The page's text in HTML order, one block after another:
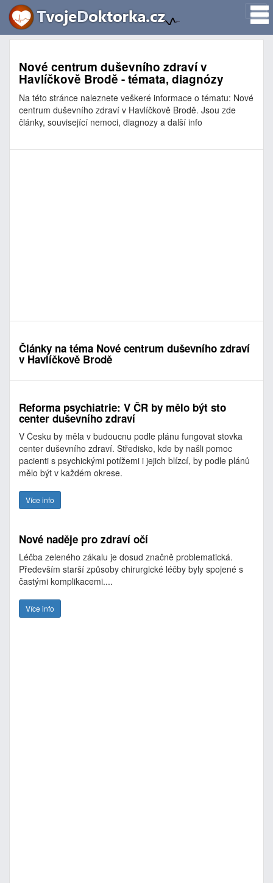
Nové centrum duševního zdraví v
Havlíčkově Brodě - témata, diagnózy
Na této stránce naleznete veškeré informace o tématu: Nové
centrum duševního zdraví v Havlíčkově Brodě. Jsou zde
články, související nemoci, diagnozy a další info
Články na téma Nové centrum duševního zdraví
v Havlíčkově Brodě
Reforma psychiatrie: V ČR by mělo být sto
center duševního zdraví
V Česku by měla v budoucnu podle plánu fungovat stovka
center duševního zdraví. Středisko, kde by našli pomoc
pacienti s psychickými potížemi i jejich blízcí, by podle plánů
mělo být v každém okrese.
Více info
Nové naděje pro zdraví očí
Léčba zeleného zákalu je dosud značně problematická.
Především starší způsoby chirurgické léčby byly spojené s
častými komplikacemi....
Více info